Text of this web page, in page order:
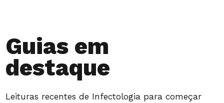
Guias em
destaque
Leituras recentes de Infectologia para começar